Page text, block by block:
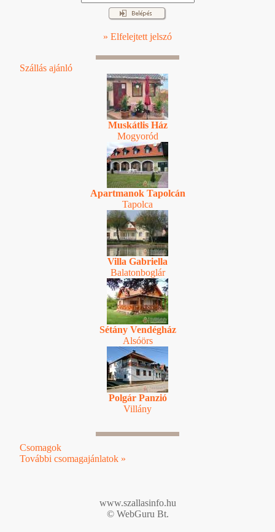
» Elfelejtett jelszó
Szállás ajánló
Muskátlis Ház
Mogyoród
Apartmanok Tapolcán
Tapolca
Villa Gabriella
Balatonboglár
Sétány Vendégház
Alsóörs
Polgár Panzió
Villány
Csomagok
További csomagajánlatok »
www.szallasinfo.hu
© WebGuru Bt.